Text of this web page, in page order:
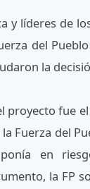
y líderes de
del
la
proyecto fue
Fuerza del
en
la FP